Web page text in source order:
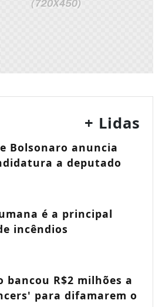
+ Lidas
Bolsonaro anuncia
a deputado
é a principal
incêndios
bancou R$2 milhões a
para difamarem o